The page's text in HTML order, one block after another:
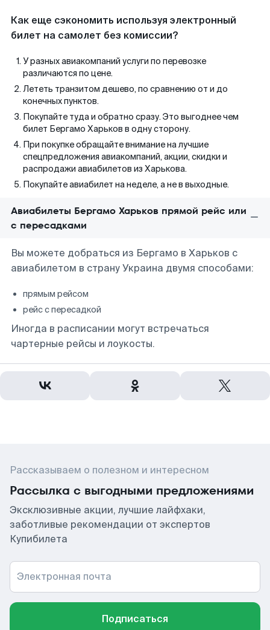
Как еще сэкономить используя электронный
билет на самолет без комиссии?
У разных авиакомпаний услуги по перевозке
различаются по цене.
Лететь транзитом дешево, по сравнению от и до
конечных пунктов.
Покупайте туда и обратно сразу. Это выгоднее чем
билет Бергамо Харьков в одну сторону.
При покупке обращайте внимание на лучшие
спецпредложения авиакомпаний, акции, скидки и
распродажи авиабилетов из Харькова.
Покупайте авиабилет на неделе, а не в выходные.
Авиабилеты Бергамо Харьков прямой рейс или
с пересадками
Вы можете добраться из Бергамо в Харьков с
авиабилетом в страну Украина двумя способами:
прямым рейсом
рейс с пересадкой
Иногда в расписании могут встречаться
чартерные рейсы и лоукосты.
Рассказываем о полезном и интересном
Рассылка с выгодными предложениями
Эксклюзивные акции, лучшие лайфхаки,
заботливые рекомендации от экспертов
Купибилета
Электронная почта
Подписаться